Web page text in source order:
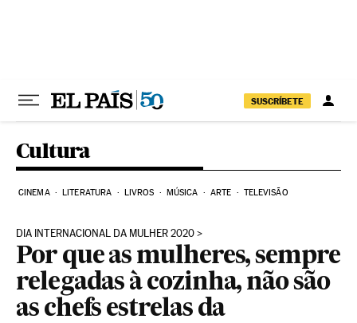
SUSCRÍBETE
Cultura
CINEMA LITERATURA LIVROS MÚSICA ARTE TELEVISÃO
DIA INTERNACIONAL DA MULHER 2020
Por que as mulheres, sempre
relegadas à cozinha, não são
as chefs estrelas da